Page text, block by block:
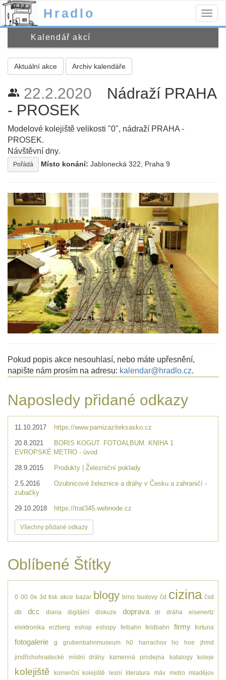
Hradlo
Kalendář akcí
Aktuální akce Archiv kalendáře
people_alt 22.2.2020
Nádraží PRAHA
- PROSEK
Modelové kolejiště velikosti "0", nádraží PRAHA -
PROSEK.
Návštěvní dny.
Pořádá Místo konání: Jablonecká 322, Praha 9
Pokud popis akce nesouhlasí, nebo máte upřesnění,
napište nám prosím na adresu: kalendar@hradlo.cz.
Naposledy přidané odkazy
11.10.2017 https://www.parnizaziteksasko.cz
20.8.2021
BORIS KOGUT. FOTOALBUM. KNIHA 1
EVROPSKÉ METRO - úvod
28.9.2015 Produkty | Železniční poklady
2.5.2016
Ozubnicové železnice a dráhy v Česku a zahraničí -
zubačky
29.10.2018 https://trat345.webnode.cz
Všechny přidané odkazy
Oblíbené Štítky
0 00 0e 3d tisk akce bazar blogy brno budovy čd cizina čsd
db dcc diana digitální diskuze doprava dr dráha eisenertz
elektronika erzberg eshop eshopy felbahn feldbahn firmy fortuna
fotogalerie g grubenbahnmuseum h0 harrachov ho hoe jhmd
jindřichohradecké místní dráhy kamenná prodejna katalogy koleje
kolejiště komerční kolejiště lesní literatura máv metro mladějov